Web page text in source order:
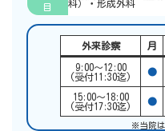
目
科）・形成外科
外来診察 月
9:00〜12:00
(受付11:30迄)
●
15:00〜18:00
(受付17:30迄)
●
※当院は